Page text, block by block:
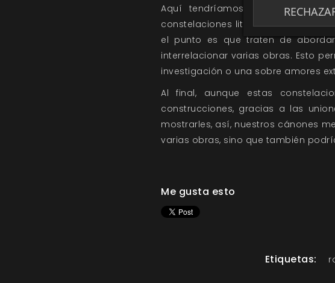
Aquí tendríamos una
constelaciones literarias van más
el punto es que traten de
interrelacionar varias obras. Esto
investigación o una sobre amores
Al final, aunque estas
construcciones, gracias a las
mostrarles, así, nuestros cánones
varias obras, sino que también
Me gusta esto
Etiquetas: